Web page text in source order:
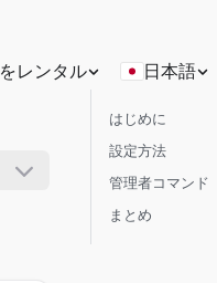
レンタル 日本語
はじめに
設定方法
管理者コマンド
まとめ